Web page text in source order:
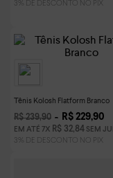
Tênis Kolosh Flatform Branco
R$ 239,90 R$ 229,90
EM ATÉ 7X R$ 32,84 SEM